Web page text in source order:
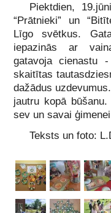
Piektdien,
“Prātnieki” un
Līgo svētkus.
iepazinās ar
gatavoja cienastu
skaitītas
dažādus
jautru kopā
sev un savai
Teksts un foto: